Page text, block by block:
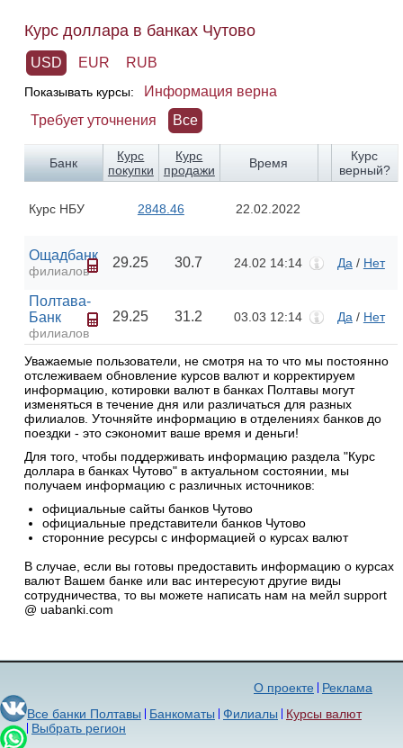
Курс доллара в банках Чутово
USD EUR RUB
Показывать курсы:
Информация верна
Требует уточнения
Все
Банк
Курс
покупки
Курс
продажи
Время
Курс
верный?
Курс НБУ 2848.46 22.02.2022
Ощадбанк
филиалов
29.25 30.7 24.02 14:14 Да / Нет
Полтава-
Банк
филиалов
29.25 31.2 03.03 12:14 Да / Нет
Уважаемые пользователи, не смотря на то что мы постоянно
отслеживаем обновление курсов валют и корректируем
информацию, котировки валют в банках Полтавы могут
изменяться в течение дня или различаться для разных
филиалов. Уточняйте информацию в отделениях банков до
поездки - это сэкономит ваше время и деньги!
Для того, чтобы поддерживать информацию раздела "Курс
доллара в банках Чутово" в актуальном состоянии, мы
получаем информацию с различных источников:
официальные сайты банков Чутово
официальные представители банков Чутово
сторонние ресурсы с информацией о курсах валют
В случае, если вы готовы предоставить информацию о курсах
валют Вашем банке или вас интересуют другие виды
сотрудничества, то вы можете написать нам на мейл support
@ uabanki.com
Реклама
О проекте
Все банки Полтавы
Банкоматы Филиалы
Курсы валют
Выбрать регион